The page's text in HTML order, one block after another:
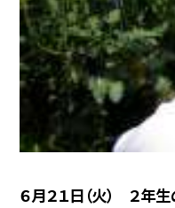
６月２１日（火） ２年生